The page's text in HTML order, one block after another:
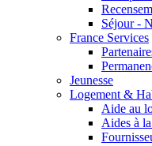
Séjour -
France Services
Jeunesse
Logement &
Aide au
Aides à